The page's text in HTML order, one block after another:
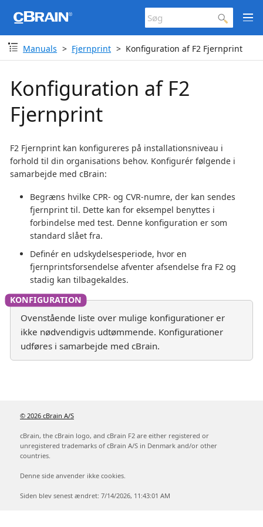
Manuals Fjernprint Konfiguration af F2 Fjernprint
Konfiguration af F2
Fjernprint
F2 Fjernprint kan konfigureres på installationsniveau i
forhold til din organisations behov. Konfigurér følgende i
samarbejde med cBrain:
Begræns hvilke CPR- og CVR-numre, der kan sendes
fjernprint til. Dette kan for eksempel benyttes i
forbindelse med test. Denne konfiguration er som
standard slået fra.
Definér en udskydelsesperiode, hvor en
fjernprintsforsendelse afventer afsendelse fra F2 og
stadig kan tilbagekaldes.
Ovenstående liste over mulige konfigurationer er
ikke nødvendigvis udtømmende. Konfigurationer
udføres i samarbejde med cBrain.
© 2026 cBrain A/S
cBrain, the cBrain logo, and cBrain F2 are either registered or
unregistered trademarks of cBrain A/S in Denmark and/or other
countries.
Denne side anvender ikke cookies.
Siden blev senest ændret: 7/14/2026, 11:43:01 AM